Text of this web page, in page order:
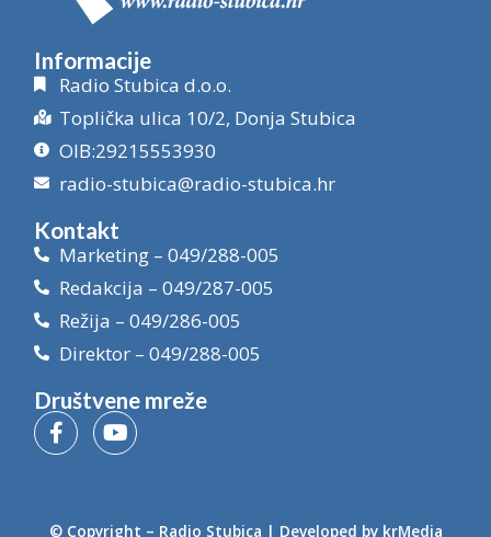
Informacije
Radio Stubica d.o.o.
Toplička ulica 10/2, Donja Stubica
OIB:29215553930
radio-stubica@radio-stubica.hr
Kontakt
Marketing – 049/288-005
Redakcija – 049/287-005
Režija – 049/286-005
Direktor – 049/288-005
Društvene mreže
© Copyright – Radio Stubica | Developed by krMedia